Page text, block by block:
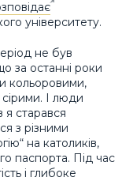
університету.
не був
за останні роки
кольоровими,
І люди
я старався
з різними
на католиків,
паспорта. Під час
і глибоке